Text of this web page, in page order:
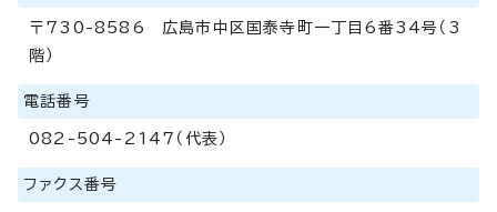
〒730-8586 広島市中区国泰寺町一丁目6番34号（3
階）
電話番号
082-504-2147（代表）
ファクス番号